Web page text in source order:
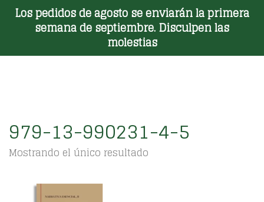
Los pedidos de agosto se enviarán la primera
semana de septiembre. Disculpen las
molestias
Toggle Menu
979-13-990231-4-5
Mostrando el único resultado